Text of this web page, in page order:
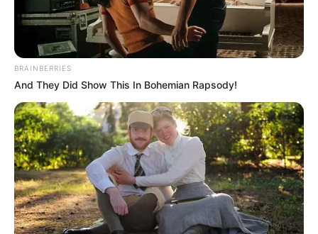
MANTÉNGASE EN ALERTA
interesan. Para estar bien informado, por
favor, active las notificaciones de Alerta.
ACTIVAR AHORA
TEMAS DESTACADOS
BRAINBERRIES
And They Did Show This In Bohemian Rapsody!